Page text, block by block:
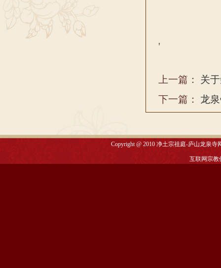
'
上一篇： 关
下一篇： 龙
Copyright @ 2010净土宗祖庭-庐山龙泉寺
互联网宗教